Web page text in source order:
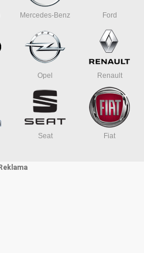
Mercedes-Benz Ford
Opel Renault
Seat Fiat